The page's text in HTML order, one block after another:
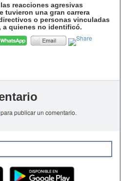
reacciones agresivas
tuvieron una gran carrera
o personas vinculadas
a quienes no identificó.
para publicar un comentario.